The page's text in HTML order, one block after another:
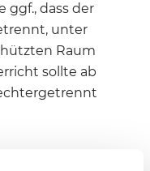
ggf., dass der
unter
Raum
sollte ab